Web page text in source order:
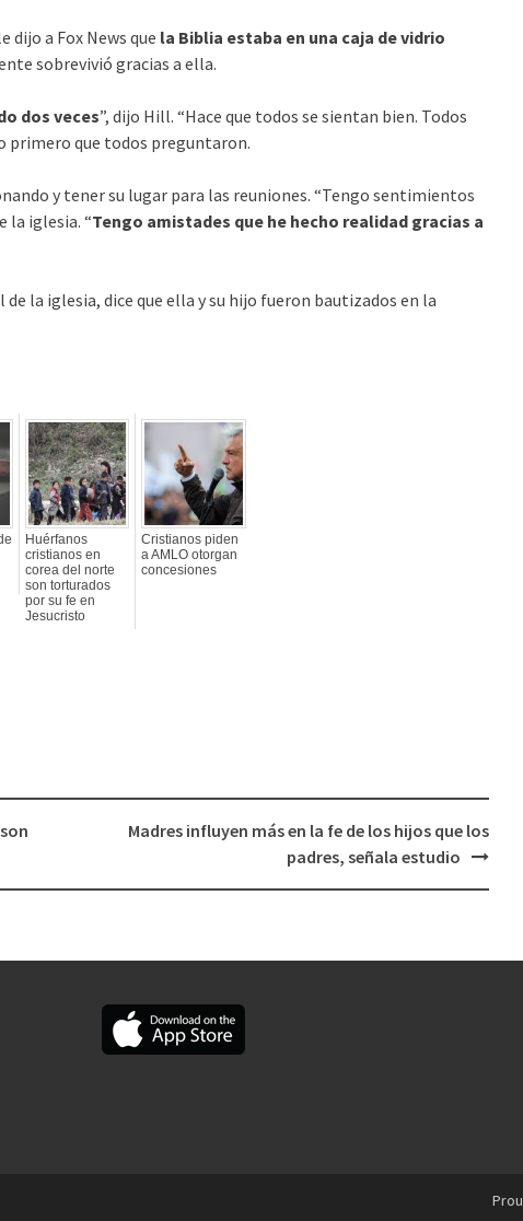
dijo a Fox News que la Biblia estaba en una caja de vidrio
sobrevivió gracias a ella.
dos veces”, dijo Hill. “Hace que todos se sientan bien. Todos
primero que todos preguntaron.
y tener su lugar para las reuniones. “Tengo sentimientos
la iglesia. “Tengo amistades que he hecho realidad gracias a
la iglesia, dice que ella y su hijo fueron bautizados en la
Huérfanos
cristianos en
corea del norte
son torturados
por su fe en
Jesucristo
Cristianos piden
a AMLO otorgan
concesiones
Madres influyen más en la fe de los hijos que los
padres, señala estudio